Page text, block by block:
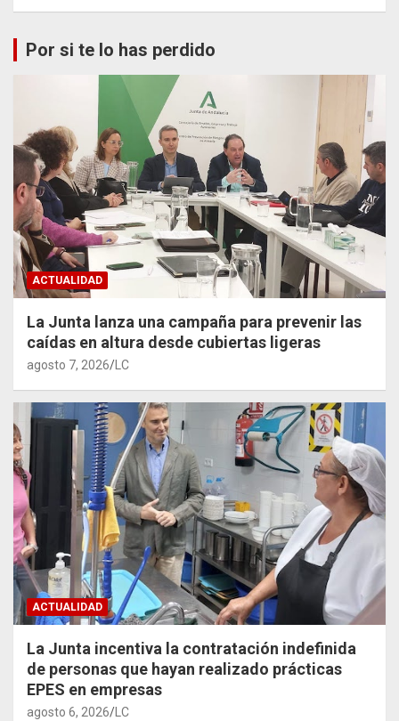
Por si te lo has perdido
ACTUALIDAD
La Junta lanza una campaña para prevenir las
caídas en altura desde cubiertas ligeras
agosto 7, 2026 LC
ACTUALIDAD
La Junta incentiva la contratación indefinida
de personas que hayan realizado prácticas
EPES en empresas
agosto 6, 2026 LC